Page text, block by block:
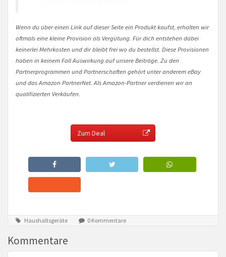
Wenn du über einen Link auf dieser Seite ein Produkt kaufst, erhalten wir
oftmals eine kleine Provision als Vergütung. Für dich entstehen dabei
keinerlei Mehrkosten und dir bleibt frei wo du bestellst. Diese Provisionen
haben in keinem Fall Auswirkung auf unsere Beiträge. Zu den
Partnerprogrammen und Partnerschaften gehört unter anderem eBay
und das Amazon PartnerNet. Als Amazon-Partner verdienen wir an
qualifizierten Verkäufen.
Zum Deal
Haushaltsgeräte 0 Kommentare
Kommentare